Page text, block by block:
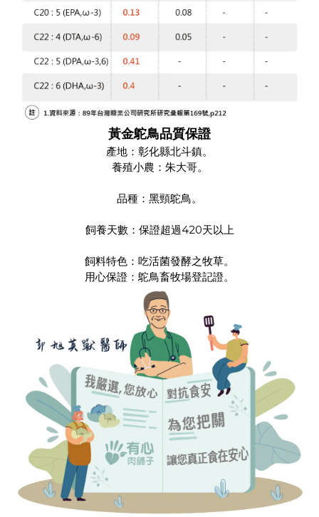
黃金鴕鳥品質保證
產地：彰化縣北斗鎮。
養殖小農：朱大哥。
品種：黑頸鴕鳥。
飼養天數：保證超過420天以上
飼料特色：吃活菌發酵之牧草。
用心保證：鴕鳥畜牧場登記證。